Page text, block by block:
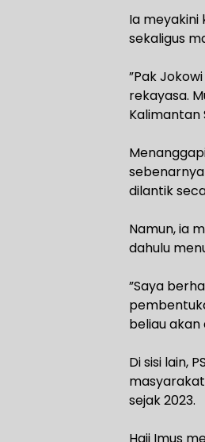
‎Ia
sekaligus
‎”Pak
rekayasa.
Kalimantan
dilantik
‎Namun, ia
dahulu
‎”Saya
beliau
‎Di sisi lain,
sejak 2023.